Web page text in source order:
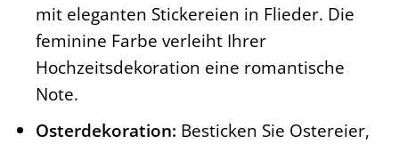
mit eleganten Stickereien in Flieder. Die
feminine Farbe verleiht Ihrer
Hochzeitsdekoration eine romantische
Note.
Osterdekoration: Besticken Sie Ostereier,